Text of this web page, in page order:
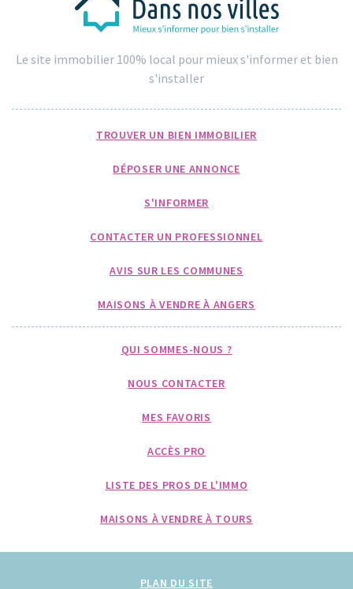
Le site immobilier 100% local pour mieux s'informer et bien
s'installer
TROUVER UN BIEN IMMOBILIER
DÉPOSER UNE ANNONCE
S'INFORMER
CONTACTER UN PROFESSIONNEL
AVIS SUR LES COMMUNES
MAISONS À VENDRE À ANGERS
QUI SOMMES-NOUS ?
NOUS CONTACTER
MES FAVORIS
ACCÈS PRO
LISTE DES PROS DE L'IMMO
MAISONS À VENDRE À TOURS
PLAN DU SITE